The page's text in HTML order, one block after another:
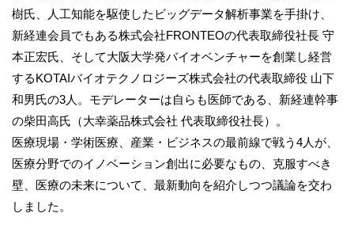
樹氏、人工知能を駆使したビッグデータ解析事業を手掛け、
新経連会員でもある株式会社FRONTEOの代表取締役社長 守
本正宏氏、そして大阪大学発バイオベンチャーを創業し経営
するKOTAIバイオテクノロジーズ株式会社の代表取締役 山下
和男氏の3人。モデレーターは自らも医師である、新経連幹事
の柴田高氏（大幸薬品株式会社 代表取締役社長）。
医療現場・学術医療、産業・ビジネスの最前線で戦う4人が、
医療分野でのイノベーション創出に必要なもの、克服すべき
壁、医療の未来について、最新動向を紹介しつつ議論を交わ
しました。